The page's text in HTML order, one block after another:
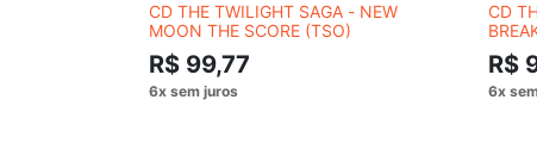
CD THE TWILIGHT SAGA - NEW
MOON THE SCORE (TSO)
R$ 99,77
CD
R$